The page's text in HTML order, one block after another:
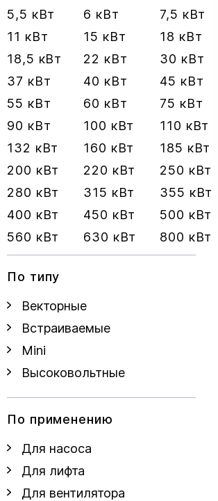
5,5 кВт
6 кВт
7,5 кВт
11 кВт
15 кВт
18 кВт
18,5 кВт
22 кВт
30 кВт
37 кВт
40 кВт
45 кВт
55 кВт
60 кВт
75 кВт
90 кВт
100 кВт
110 кВт
132 кВт
160 кВт
185 кВт
200 кВт
220 кВт
250 кВт
280 кВт
315 кВт
355 кВт
400 кВт
450 кВт
500 кВт
560 кВт
630 кВт 800 кВт
По типу
Векторные
Встраиваемые
Mini
Высоковольтные
По применению
Для насоса
Для лифта
Для вентилятора